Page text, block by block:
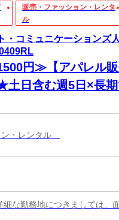
販売・ファッション・レンタ
ル
・コミュニケーションズ
円≫【アパレル
土日含む週5日×長
ン・レンタル
な勤務地につきましては、